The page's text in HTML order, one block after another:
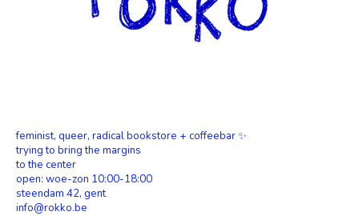
feminist, queer, radical bookstore + coffeebar ✨
trying to bring the margins
to the center
open: woe-zon 10:00-18:00
steendam 42, gent
info@rokko.be